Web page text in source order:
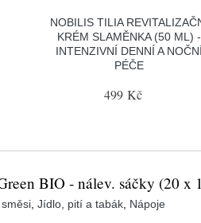
NOBILIS TILIA
KRÉM SLAMĚNKA (50 ML) -
INTENZIVNÍ DENNÍ A NOČNÍ
PÉČE
499 Kč
BIO - nálev. sáčky (20 x
, Jídlo, pití a tabák, Nápoje